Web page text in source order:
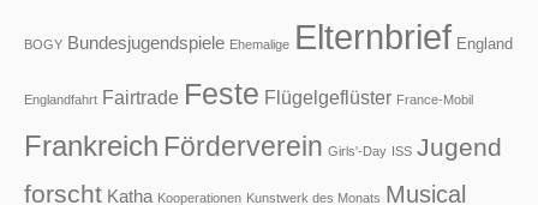
BOGY Bundesjugendspiele Ehemalige Elternbrief England
Englandfahrt Fairtrade Feste Flügelgeflüster France-Mobil
Frankreich Förderverein Girls'-Day ISS Jugend
forscht Katha Kooperationen Kunstwerk des Monats Musical